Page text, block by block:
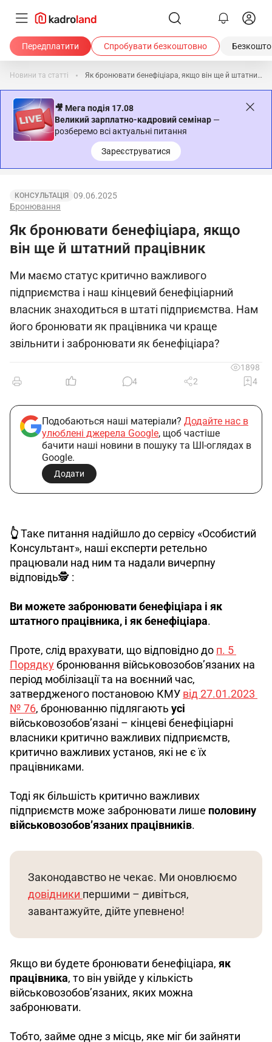
Передплатити Спробувати безкоштовно
Новини та статті Як бронювати бенефіціара, якщо він ще й штатний працівник
🎥 Мега подія 17.08
Великий зарплатно-кадровий семінар —
розберемо всі актуальні питання
Зареєструватися
КОНСУЛЬТАЦІЯ
Бронювання
09.06.2025
Як бронювати бенефіціара, якщо
він ще й штатний працівник
Ми маємо статус критично важливого
підприємства і наш кінцевий бенефіціарний
власник знаходиться в штаті підприємства. Нам
його бронювати як працівника чи краще
звільнити і забронювати як бенефіціара?
1898
4
2 4
Подобаються наші матеріали? Додайте нас в
улюблені джерела Google, щоб частіше
бачити наші новини в пошуку та ШІ-оглядах в
Google.
Додати
👆 Таке питання надійшло до сервісу «Особистий
Консультант», наші експерти ретельно
працювали над ним та надали вичерпну
відповідь🕵️ :
Ви можете забронювати бенефіціара і як
штатного працівника, і як бенефіціара.
Проте, слід врахувати, що відповідно до п. 5
Порядку бронювання військовозобов’язаних на
період мобілізації та на воєнний час,
затвердженого постановою КМУ від 27.01.2023
№ 76, бронюванню підлягають усі
військовозобов’язані – кінцеві бенефіціарні
власники критично важливих підприємств,
критично важливих установ, які не є їх
працівниками.
Тоді як більшість критично важливих
підприємств може забронювати лише половину
військовозобов’язаних працівників.
Законодавство не чекає. Ми оновлюємо
довідники першими – дивіться,
завантажуйте, дійте упевнено!
Якщо ви будете бронювати бенефіціара, як
працівника, то він увійде у кількість
військовозобов’язаних, яких можна
забронювати.
Тобто, займе одне з місць, яке міг би зайняти